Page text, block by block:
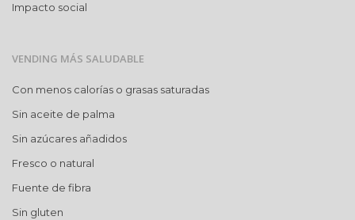
Impacto social
VENDING MÁS SALUDABLE
Con menos calorías o grasas saturadas
Sin aceite de palma
Sin azúcares añadidos
Fresco o natural
Fuente de fibra
Sin gluten